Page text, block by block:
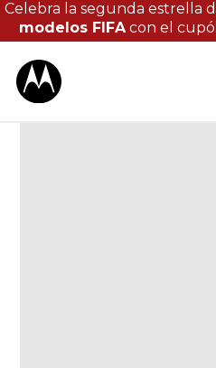
Celebra la segunda estrella
modelos FIFAcon el